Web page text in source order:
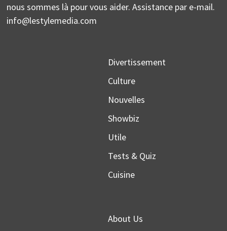
nous sommes là pour vous aider. Assistance par e-mail.
info@lestylemedia.com
Divertissement
Culture
Nouvelles
Showbiz
Utile
Tests & Quiz
Cuisine
About Us